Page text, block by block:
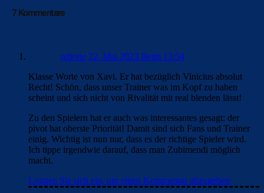
7 Kommentare
sebone 22. Mai 2023 Beim 13:54
Klasse Worte von Xavi. Er hat bezüglich Vinicius absolut
Recht! Schön, dass unser Trainer was im Kopf zu haben
scheint und sich nicht von Rivalität mit real blenden lässt!
Zu den Spielern hat er auch was interessantes gesagt: der
pivot hat oberste Priorität! Damit sind sich Fans und Trainer
einig. Wichtig ist nun nur, dass es der richtige Spieler wird.
Ich tippe irgendwie darauf, dass man Zubimendi möglich
macht.
Loggen Sie sich ein, um einen Kommentar abzugeben